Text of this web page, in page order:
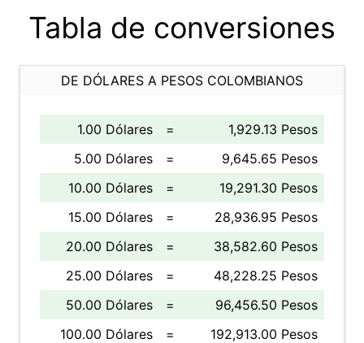
Tabla de conversiones
DE DÓLARES A PESOS COLOMBIANOS
1.00 Dólares =
1,929.13 Pesos
5.00 Dólares
=
9,645.65 Pesos
10.00 Dólares
=
19,291.30 Pesos
15.00 Dólares
=
28,936.95 Pesos
20.00 Dólares
=
38,582.60 Pesos
25.00 Dólares
=
48,228.25 Pesos
50.00 Dólares
=
96,456.50 Pesos
100.00 Dólares
=
192,913.00 Pesos